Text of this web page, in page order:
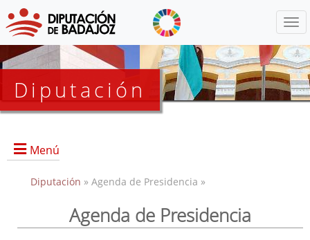
Diputación
Menú
Presidencia
Diputación » Agenda de Presidencia »
Agenda de Presidencia